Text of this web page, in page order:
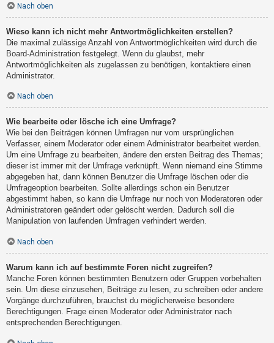
Nach oben
Wieso kann ich nicht mehr Antwortmöglichkeiten erstellen?
Die maximal zulässige Anzahl von Antwortmöglichkeiten wird durch die
Board-Administration festgelegt. Wenn du glaubst, mehr
Antwortmöglichkeiten als zugelassen zu benötigen, kontaktiere einen
Administrator.
Nach oben
Wie bearbeite oder lösche ich eine Umfrage?
Wie bei den Beiträgen können Umfragen nur vom ursprünglichen
Verfasser, einem Moderator oder einem Administrator bearbeitet werden.
Um eine Umfrage zu bearbeiten, ändere den ersten Beitrag des Themas;
dieser ist immer mit der Umfrage verknüpft. Wenn niemand eine Stimme
abgegeben hat, dann können Benutzer die Umfrage löschen oder die
Umfrageoption bearbeiten. Sollte allerdings schon ein Benutzer
abgestimmt haben, so kann die Umfrage nur noch von Moderatoren oder
Administratoren geändert oder gelöscht werden. Dadurch soll die
Manipulation von laufenden Umfragen verhindert werden.
Nach oben
Warum kann ich auf bestimmte Foren nicht zugreifen?
Manche Foren können bestimmten Benutzern oder Gruppen vorbehalten
sein. Um diese einzusehen, Beiträge zu lesen, zu schreiben oder andere
Vorgänge durchzuführen, brauchst du möglicherweise besondere
Berechtigungen. Frage einen Moderator oder Administrator nach
entsprechenden Berechtigungen.